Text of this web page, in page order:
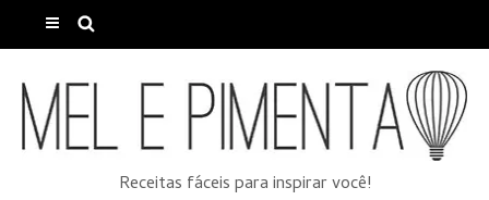
Receitas fáceis para inspirar você!